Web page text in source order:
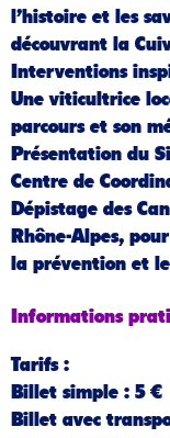
l’histoire et les
découvrant la
Interventions
Une viticultrice
parcours et son
Présentation du
Centre de
Dépistage des
Rhône-Alpes,
la prévention et
Informations
Tarifs:
Billet simple : 5 €
Billet avec